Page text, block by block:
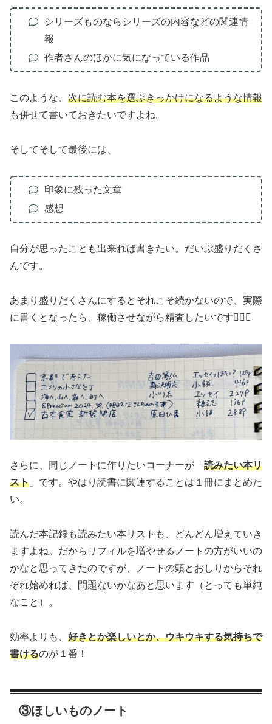
シリーズものならシリーズの内容などの関連情
報
作者さんのほかに気になっている作品
このような、 次に読む本を選ぶきっかけになるような情報
も併せて書いておきたいですよね。
そしてそして最後には、
印象に残った文章
感想
自分が思ったことも出来れば書きたい。だいぶ盛りだくさ
んです。
あまり盛りだくさんにするとそれこそ続かないので、実際
に書くとなったら、稼働させながら精査したいです🕵🏻‍♀️
さらに、同じノートに作りたいコーナーが「 読みたい本リ
スト 」です。やはり読書に関連することは１冊にまとめた
い。
読んだ本記録も読みたい本リストも、どんどん増えていき
ますよね。だからリフィルを増やせるノートの方がいいの
かなと思ってきたのですが、ノートの頭とおしりからそれ
ぞれ始めれば、問題ないかなあと思います（とっても単純
なこと）。
効率よりも、 好きとか楽しいとか、ウキウキする気持ちで
書けるのが１番！
③ほしいものノート